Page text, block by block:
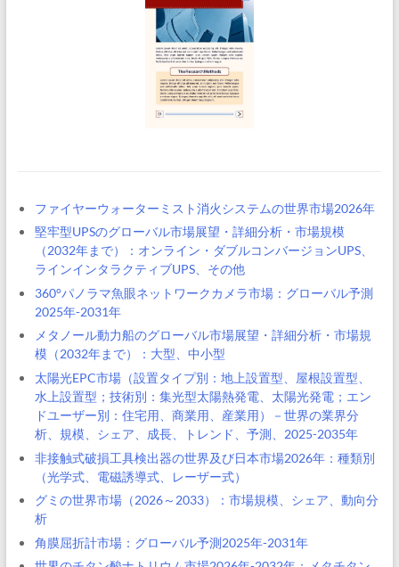
ファイヤーウォーターミスト消火システムの世界市場2026年
堅牢型UPSのグローバル市場展望・詳細分析・市場規模
（2032年まで）：オンライン・ダブルコンバージョンUPS、
ラインインタラクティブUPS、その他
360°パノラマ魚眼ネットワークカメラ市場：グローバル予測
2025年-2031年
メタノール動力船のグローバル市場展望・詳細分析・市場規
模（2032年まで）：大型、中小型
太陽光EPC市場（設置タイプ別：地上設置型、屋根設置型、
水上設置型；技術別：集光型太陽熱発電、太陽光発電；エン
ドユーザー別：住宅用、商業用、産業用）－世界の業界分
析、規模、シェア、成長、トレンド、予測、2025-2035年
非接触式破損工具検出器の世界及び日本市場2026年：種類別
（光学式、電磁誘導式、レーザー式）
グミの世界市場（2026～2033）：市場規模、シェア、動向分
析
角膜屈折計市場：グローバル予測2025年-2031年